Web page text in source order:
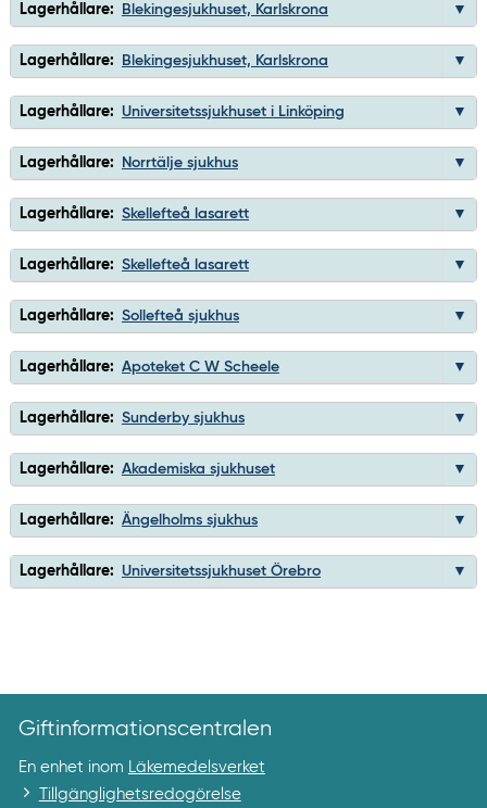
Lagerhållare: Blekingesjukhuset, Karlskrona
Lagerhållare: Blekingesjukhuset, Karlskrona
Lagerhållare: Universitetssjukhuset i Linköping
Lagerhållare: Norrtälje sjukhus
Lagerhållare: Skellefteå lasarett
Lagerhållare: Skellefteå lasarett
Lagerhållare: Sollefteå sjukhus
Lagerhållare: Apoteket C W Scheele
Lagerhållare: Sunderby sjukhus
Lagerhållare: Akademiska sjukhuset
Lagerhållare: Ängelholms sjukhus
Lagerhållare: Universitetssjukhuset Örebro
Giftinformationscentralen
En enhet inom
Läkemedelsverket
Tillgänglighetsredogörelse